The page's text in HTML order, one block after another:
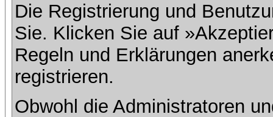
Die Registrierung und
Sie. Klicken Sie auf
Regeln und Erklärungen
registrieren.
Obwohl die Administratoren